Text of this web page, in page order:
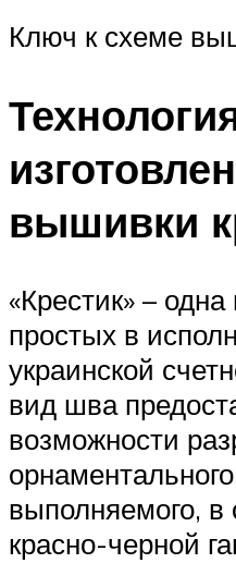
Ключ к схеме
вышивки
«Крестик» –
простых в
украинской
вид шва
возможности
выполняемого, в
красно-черной